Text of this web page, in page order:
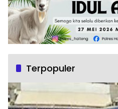
Terpopuler